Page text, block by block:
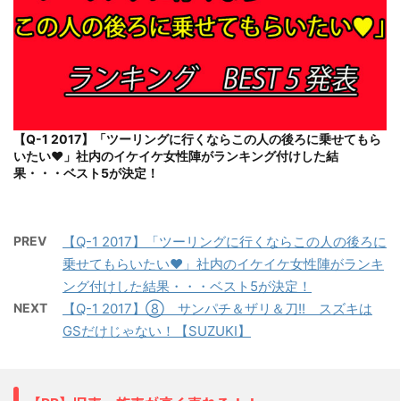
【Q-1 2017】「ツーリングに行くならこの人の後ろに乗せてもら
いたい♥」社内のイケイケ女性陣がランキング付けした結
果・・・ベスト5が決定！
PREV
【Q-1 2017】「ツーリングに行くならこの人の後ろに
乗せてもらいたい♥」社内のイケイケ女性陣がランキ
ング付けした結果・・・ベスト5が決定！
NEXT
【Q-1 2017】⑧ サンパチ＆ザリ＆刀!! スズキは
GSだけじゃない！【SUZUKI】